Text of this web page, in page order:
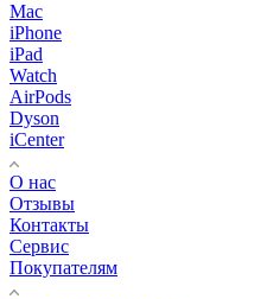
Mac
iPhone
iPad
Watch
AirPods
Dyson
iCenter
О нас
Отзывы
Контакты
Сервис
Покупателям